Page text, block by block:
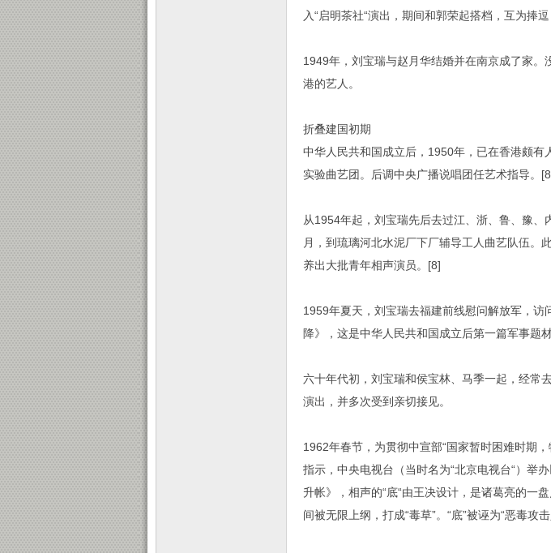
入“启明茶社“演出，期间和郭荣起搭档，互为捧
1949年，刘宝瑞与赵月华结婚并在南京成了家
港的艺人。
折叠建国初期
中华人民共和国成立后，1950年，已在香港颇
实验曲艺团。后调中央广播说唱团任艺术指导。
从1954年起，刘宝瑞先后去过江、浙、鲁、豫
月，到琉璃河北水泥厂下厂辅导工人曲艺队伍。
养出大批青年相声演员。[8]
1959年夏天，刘宝瑞去福建前线慰问解放军，
降》，这是中华人民共和国成立后第一篇军事题
六十年代初，刘宝瑞和侯宝林、马季一起，经常
演出，并多次受到亲切接见。
1962年春节，为贯彻中宣部“国家暂时困难时期
指示，中央电视台（当时名为“北京电视台“）举
升帐》，相声的“底“由王决设计，是诸葛亮的一
间被无限上纲，打成“毒草”。“底”被诬为“恶毒